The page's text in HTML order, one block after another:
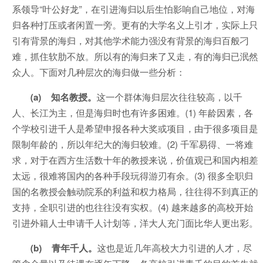
系领导“叶公好龙”，在引进海归以后生怕影响自己地位，对海
归各种打压或者闲置一旁。更有的大学名义上引才，实际上只
引有背景的海归，对其他学术能力强没有背景的海归百般刁
难，抓住软肋不放。所以有的海归来了又走，有的海归已泯然
众人。下面对几种层次的海归做一些分析：
(a) 知名教授。 这一个群体海归层次往往较高，以千
人、长江为主，但是海归时也有许多困难。(1) 年龄因素，各
个学校引进千人是希望申报各种大奖或项目，由于很多项目是
限制年龄的，所以年纪大的海归较难。(2) 千军易得、一将难
求，对于在西方生活数十年的教授来说，价值观已和国内相差
太远，很难将国内的各种手段玩得游刃有余。(3) 很多全职归
国的名教授会触动院系的利益和权力格局，往往得不到真正的
支持，全职引进的也往往没有实权。(4) 越来越多的高校开始
引进外籍人士申请千人计划等，洋大人充门面比华人更出彩。
(b) 青年千人。 这也是近几年高校大力引进的人才，尽